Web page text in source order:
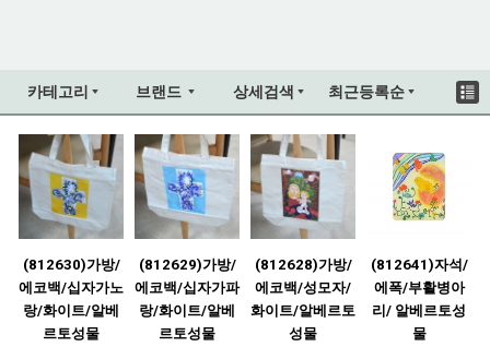
카테고리 브랜드 상세검색 최근등록순
(812630)가방/
에코백/십자가노
랑/화이트/알베
르토성물
(812629)가방/
에코백/십자가파
랑/화이트/알베
르토성물
(812628)가방/
에코백/성모자/
화이트/알베르토
성물
(812641)자석/
에폭/부활병아
리/ 알베르토성
물